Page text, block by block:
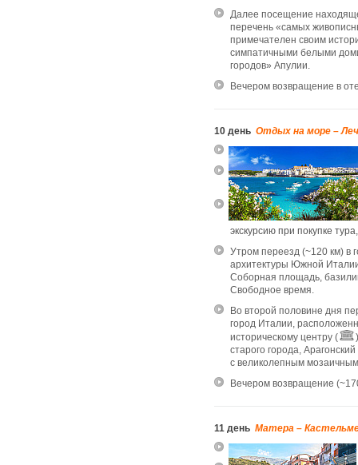
Далее посещение
перечень «самых
примечателен своим
симпатичными белыми
городов» Апулии.
Вечером возвращение в
10 день Отдых на море –
экскурсию при покупке
Утром переезд (~120 км) в
архитектуры Южной
Соборная площадь,
Свободное время.
Во второй половине дня
город Италии,
историческому центру (
старого города,
с великолепным
Вечером возвращение (~
11 день Матера –